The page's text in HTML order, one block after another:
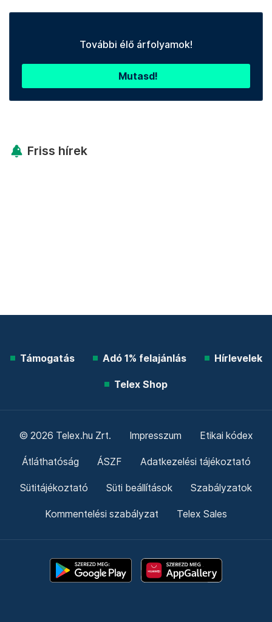
További élő árfolyamok!
Mutasd!
Friss hírek
Támogatás Adó 1% felajánlás Hírlevelek
Telex Shop
© 2026 Telex.hu Zrt. Impresszum Etikai kódex
Átláthatóság ÁSZF Adatkezelési tájékoztató
Sütitájékoztató Süti beállítások Szabályzatok
Kommentelési szabályzat Telex Sales